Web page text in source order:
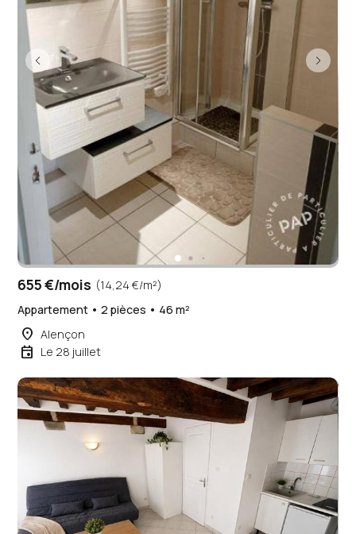
655 €/mois (14,24 €/m²)
Appartement • 2 pièces • 46 m²
place Alençon
event Le 28 juillet